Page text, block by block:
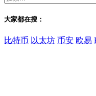
大家都在搜：
比特币 以太坊 币安 欧易